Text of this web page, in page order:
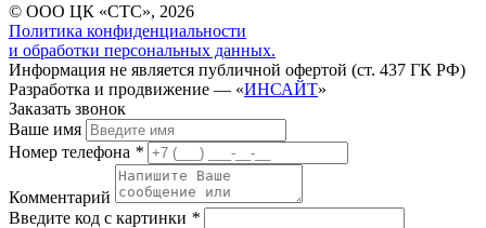
© ООО ЦК «СТС», 2026
Политика конфиденциальности
и обработки персональных данных.
Информация не является публичной офертой (ст. 437 ГК РФ)
Разработка и продвижение — «ИНСАЙТ»
Заказать звонок
Ваше имя
Номер телефона *
Комментарий
Введите код с картинки *